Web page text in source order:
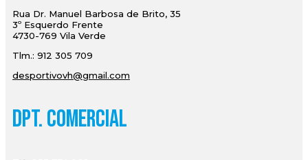
Rua Dr. Manuel Barbosa de Brito, 35
3º Esquerdo Frente
4730-769 Vila Verde
Tlm.: 912 305 709
desportivovh@gmail.com
Dpt. Comercial